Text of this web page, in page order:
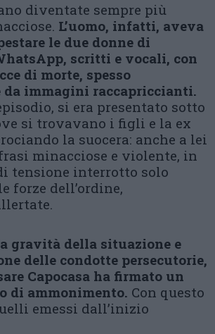
diventate sempre più
L’uomo, infatti, aveva
le due donne di
scritti e vocali, con
di morte, spesso
da immagini raccapriccianti.
si era presentato sotto
si trovavano i figli e la ex
la suocera: anche a lei
minacciose e violente, in
tensione interrotto solo
forze dell’ordine,
gravità della situazione e
delle condotte persecutorie,
Capocasa ha firmato un
di ammonimento. Con questo
emessi dall’inizio